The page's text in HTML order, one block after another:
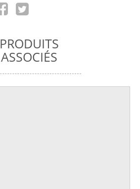
PRODUITS
ASSOCIÉS